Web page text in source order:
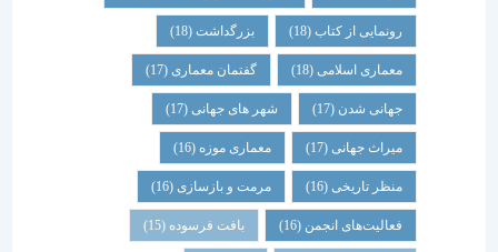
رونمایی از کتاب(18) بزرگداشت(18)
معماری اسلامی(18) گفتمان معماری(17)
جهانی شدن(17) شهر های جهانی(17)
میراث جهانی (17) معماری موزه(16)
منظر تاریخی(16) مرمت و بازسازی(16)
فعالیت‌های انجمن(16) بافت فرسوده(15)